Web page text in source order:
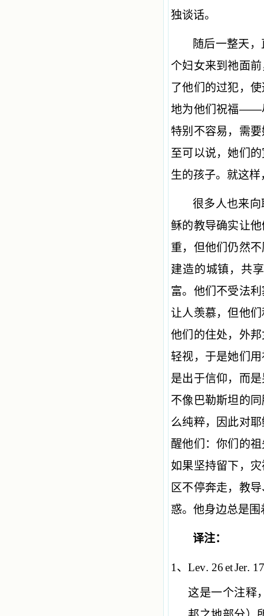
独谈话。
随后一整天
个妇女来到祂面
了他们的过犯，
地为他们祝福——
特别不容易，需
至可以说，她们
生的孩子。就这
很多人也来
稣的教导确实让
重，但他们仍然
建造的城镇，共
富。他们不受法
让人羡慕，但他
他们的住处，外
轻视，于是她们
是出于信仰，而
不像巴勒斯坦的
么纯粹，因此对
醒他们：你们的
如果坚持留下，
区不停奔走，教
惑。他身边总是
译注：
1 、 Lev. 26etJer. 17
这是一个注释